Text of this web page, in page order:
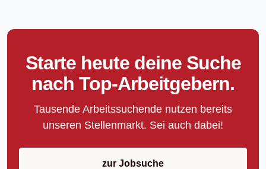
Starte heute deine Suche
nach Top-Arbeitgebern.
Tausende Arbeitssuchende nutzen bereits
unseren Stellenmarkt. Sei auch dabei!
zur Jobsuche